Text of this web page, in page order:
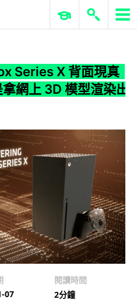
ERP 與商業 AI
Series X 背面現真
網上 3D 模型渲染出
07
閱讀時間
2分鐘